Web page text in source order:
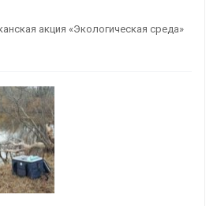
акция «Экологическая среда»